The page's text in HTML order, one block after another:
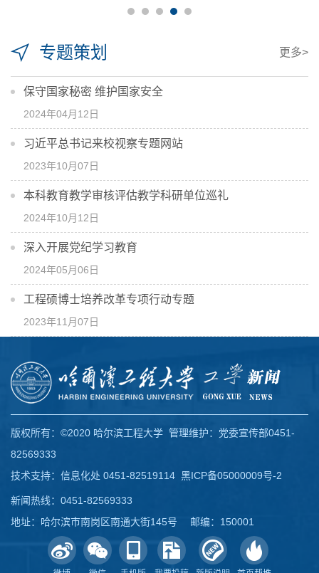
专题策划 更多>
保守国家秘密 维护国家安全
2024年04月12日
习近平总书记来校视察专题网站
2023年10月07日
本科教育教学审核评估教学科研单位巡礼
2024年10月12日
深入开展党纪学习教育
2024年05月06日
工程硕博士培养改革专项行动专题
2023年11月07日
版权所有：©2020 哈尔滨工程大学 管理维护：党委宣传部0451-
82569333
技术支持：信息化处 0451-82519114 黑ICP备05000009号-2
新闻热线：0451-82569333
地址：哈尔滨市南岗区南通大街145号 邮编：150001